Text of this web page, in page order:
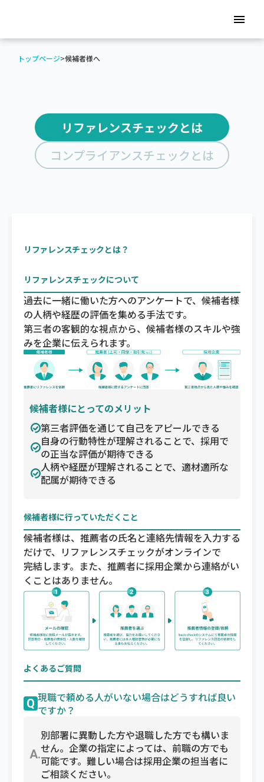
menu
トップページ>候補者様へ
リファレンスチェックとは
コンプライアンスチェックとは
リファレンスチェックとは？
リファレンスチェックについて
過去に一緒に働いた方へのアンケートで、候補者様
の人柄や経歴の評価を集める手法です。
第三者の客観的な視点から、候補者様のスキルや強
みを企業に伝えられます。
候補者様にとってのメリット
第三者評価を通じて自己をアピールできる
自身の行動特性が理解されることで、採用で
の正当な評価が期待できる
人柄や経歴が理解されることで、適材適所な
配属が期待できる
候補者様に行っていただくこと
候補者様は、推薦者の氏名と連絡先情報を入力する
だけで、リファレンスチェックがオンラインで
完結します。また、推薦者に採用企業から連絡がい
くことはありません。
よくあるご質問
Q 現職で頼める人がいない場合はどうすれば良い
ですか？
A.
別部署に異動した方や退職した方でも構いま
せん。企業の指定によっては、前職の方でも
可能です。難しい場合は採用企業の担当者に
ご相談ください。